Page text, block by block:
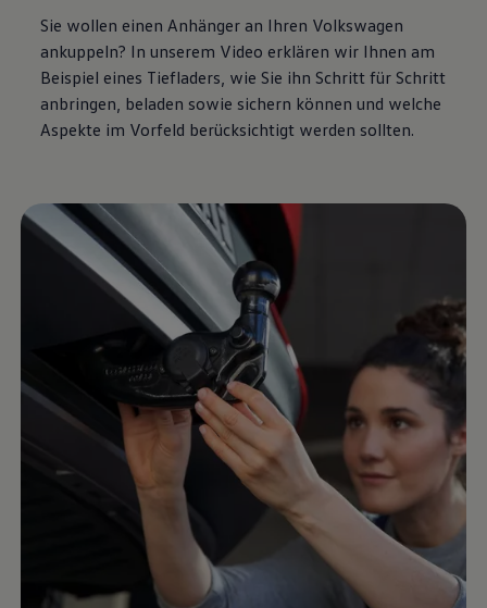
Sie wollen einen Anhänger an Ihren Volkswagen
ankuppeln? In unserem Video erklären wir Ihnen am
Beispiel eines Tiefladers, wie Sie ihn Schritt für Schritt
anbringen, beladen sowie sichern können und welche
Aspekte im Vorfeld berücksichtigt werden sollten.